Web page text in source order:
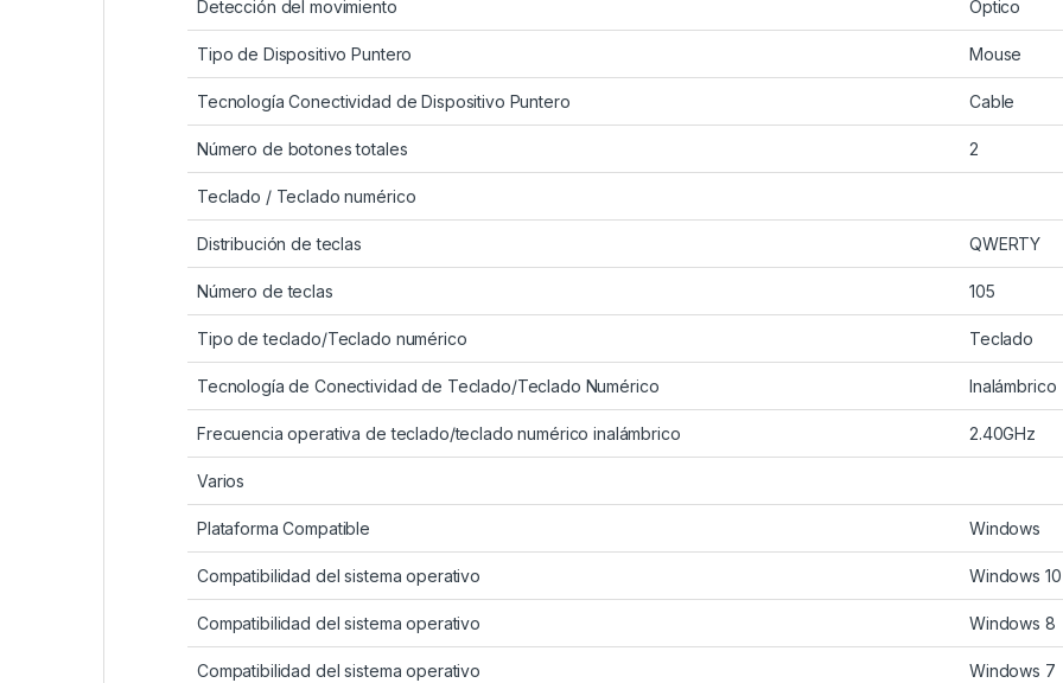
Detección del movimiento Óptico
Tipo de Dispositivo Puntero Mouse
Tecnología Conectividad de Dispositivo Puntero Cable
Número de botones totales 2
Teclado / Teclado numérico
Distribución de teclas QWERTY
Número de teclas 105
Tipo de teclado/Teclado numérico Teclado
Tecnología de Conectividad de Teclado/Teclado Numérico Inalámbrico
Frecuencia operativa de teclado/teclado numérico inalámbrico 2.40GHz
Varios
Plataforma Compatible Windows
Compatibilidad del sistema operativo Windows 10
Compatibilidad del sistema operativo Windows 8
Compatibilidad del sistema operativo Windows 7